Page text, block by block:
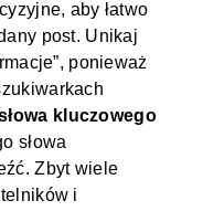
aby łatwo
post. Unikaj
ponieważ
kluczowego
słowa
Zbyt wiele
i